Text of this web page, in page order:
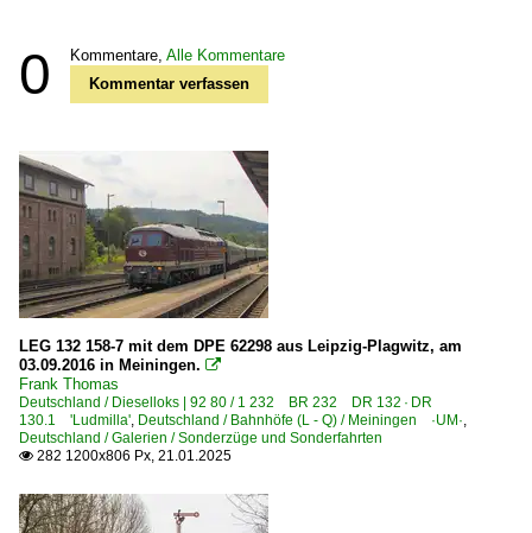
0 Kommentare, Alle Kommentare
Kommentar verfassen
LEG 132 158-7 mit dem DPE 62298 aus Leipzig-Plagwitz, am
03.09.2016 in Meiningen. 
Frank Thomas
Deutschland / Dieselloks | 92 80 / 1 232 BR 232 DR 132 · DR
130.1 'Ludmilla', Deutschland / Bahnhöfe (L - Q) / Meiningen ·UM·,
Deutschland / Galerien / Sonderzüge und Sonderfahrten
 282 1200x806 Px, 21.01.2025